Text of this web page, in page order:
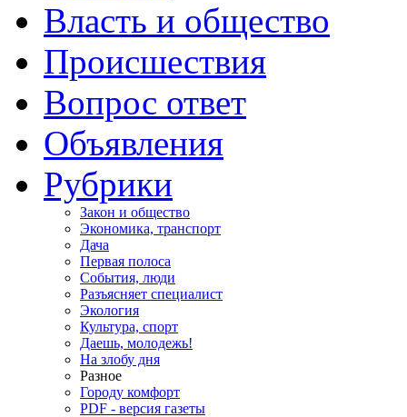
Власть и общество
Происшествия
Вопрос ответ
Объявления
Рубрики
Закон и общество
Экономика, транспорт
Дача
Первая полоса
События, люди
Разъясняет специалист
Экология
Культура, спорт
Даешь, молодежь!
На злобу дня
Разное
Городу комфорт
PDF - версия газеты